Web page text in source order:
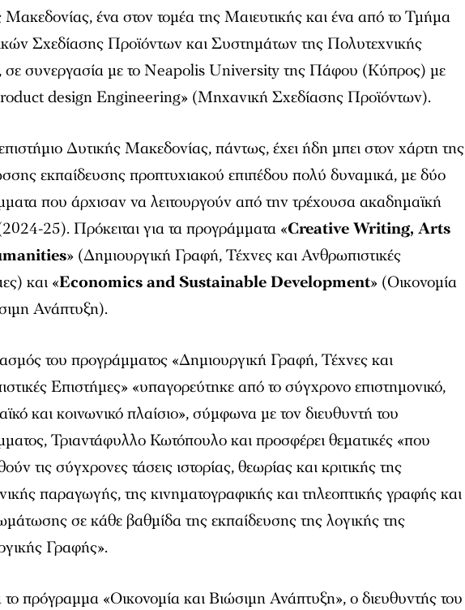
Μακεδονίας, ένα στον τομέα της Μαιευτικής και ένα από το Τμήμα
Σχεδίασης Προϊόντων και Συστημάτων της Πολυτεχνικής
σε συνεργασία με το Neapolis University της Πάφου (Κύπρος) με
design Engineering» (Μηχανική Σχεδίασης Προϊόντων).
Δυτικής Μακεδονίας, πάντως, έχει ήδη μπει στον χάρτη της
εκπαίδευσης προπτυχιακού επιπέδου πολύ δυναμικά, με δύο
που άρχισαν να λειτουργούν από την τρέχουσα ακαδημαϊκή
25). Πρόκειται για τα προγράμματα «Creative Writing, Arts
» (Δημιουργική Γραφή, Τέχνες και Ανθρωπιστικές
και «Economics and Sustainable Development» (Οικονομία
Ανάπτυξη).
του προγράμματος «Δημιουργική Γραφή, Τέχνες και
Επιστήμες» «υπαγορεύτηκε από το σύγχρονο επιστημονικό,
και κοινωνικό πλαίσιο», σύμφωνα με τον διευθυντή του
Τριαντάφυλλο Κωτόπουλο και προσφέρει θεματικές «που
τις σύγχρονες τάσεις ιστορίας, θεωρίας και κριτικής της
παραγωγής, της κινηματογραφικής και τηλεοπτικής γραφής και
σε κάθε βαθμίδα της εκπαίδευσης της λογικής της
Γραφής».
πρόγραμμα «Οικονομία και Βιώσιμη Ανάπτυξη», ο διευθυντής του